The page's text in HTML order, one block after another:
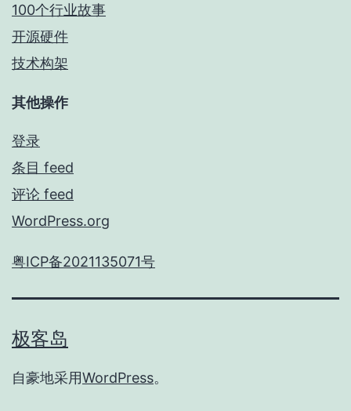
100个行业故事
开源硬件
技术构架
其他操作
登录
条目 feed
评论 feed
WordPress.org
粤ICP备2021135071号
极客岛
自豪地采用WordPress。